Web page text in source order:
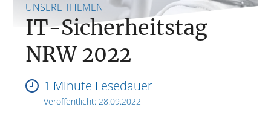
UNSERE THEMEN
IT-Sicherheitstag
NRW 2022
1 Minute Lesedauer
Veröffentlicht:28.09.2022